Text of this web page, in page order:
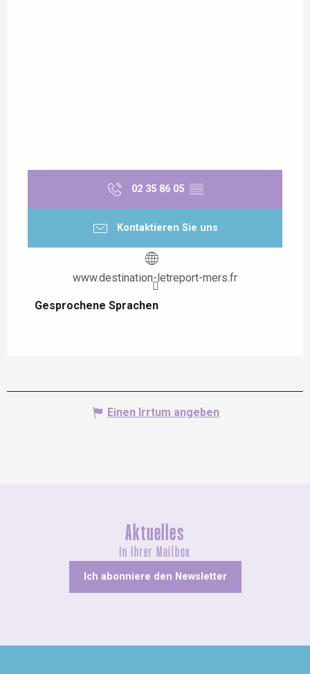
02 35 86 05 ▒▒
Kontaktieren Sie uns
www.destination-letreport-mers.fr
Gesprochene Sprachen
Gesprochene Sprachen
Einen Irrtum angeben
Aktuelles
In Ihrer Mailbox
Ich abonniere den Newsletter